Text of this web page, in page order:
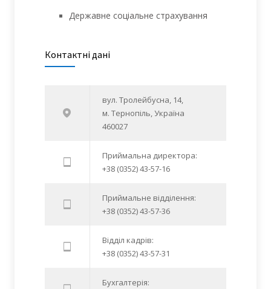
Державне соціальне страхування
Контактні дані
вул. Тролейбусна, 14,
м. Тернопіль, Україна
460027
Приймальна директора:
+38 (0352) 43-57-16
Приймальне відділення:
+38 (0352) 43-57-36
Відділ кадрів:
+38 (0352) 43-57-31
Бухгалтерія: